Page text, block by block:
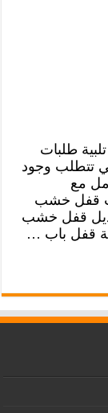
طلبات
تتطلب وجود
مع
قفل خشب
قفل خشب
قفل باب …